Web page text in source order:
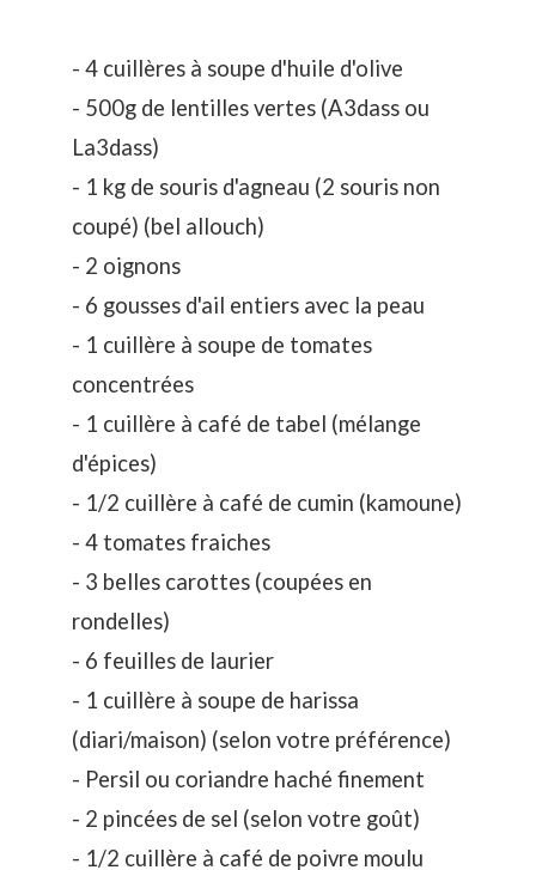
- 4 cuillères à soupe d'huile d'olive
- 500g de lentilles vertes (A3dass ou
La3dass)
- 1 kg de souris d'agneau (2 souris non
coupé) (bel allouch)
- 2 oignons
- 6 gousses d'ail entiers avec la peau
- 1 cuillère à soupe de tomates
concentrées
- 1 cuillère à café de tabel (mélange
d'épices)
- 1/2 cuillère à café de cumin (kamoune)
- 4 tomates fraiches
- 3 belles carottes (coupées en
rondelles)
- 6 feuilles de laurier
- 1 cuillère à soupe de harissa
(diari/maison) (selon votre préférence)
- Persil ou coriandre haché finement
- 2 pincées de sel (selon votre goût)
- 1/2 cuillère à café de poivre moulu